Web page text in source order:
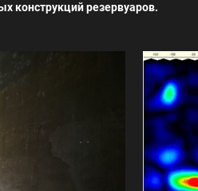
конструкций резервуаров.